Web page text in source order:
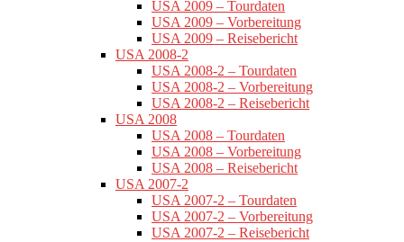
USA 2009 – Tourdaten
USA 2009 – Vorbereitung
USA 2009 – Reisebericht
USA 2008-2
USA 2008-2 – Tourdaten
USA 2008-2 – Vorbereitung
USA 2008-2 – Reisebericht
USA 2008
USA 2008 – Tourdaten
USA 2008 – Vorbereitung
USA 2008 – Reisebericht
USA 2007-2
USA 2007-2 – Tourdaten
USA 2007-2 – Vorbereitung
USA 2007-2 – Reisebericht